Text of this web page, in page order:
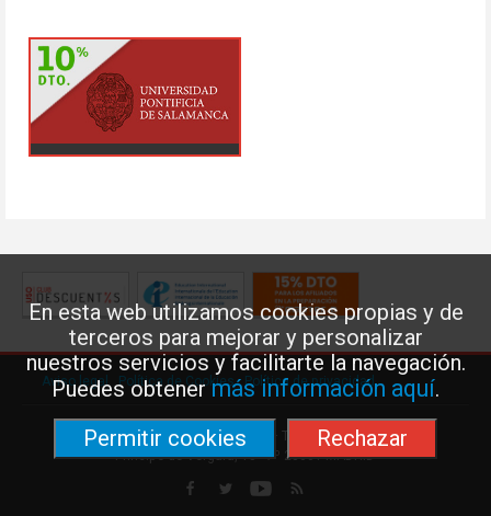
En esta web utilizamos cookies propias y de
terceros para mejorar y personalizar
nuestros servicios y facilitarte la navegación.
Puedes obtenermás información aquí.
Permitir cookies
Rechazar
Aviso legal·Política de Cookies·Política de privacidad
Federación de Enseñanza de USO · Teléfono: 91 577 41 13 ·
Príncipe de Vergara, 13 · 7º 28001 MADRID